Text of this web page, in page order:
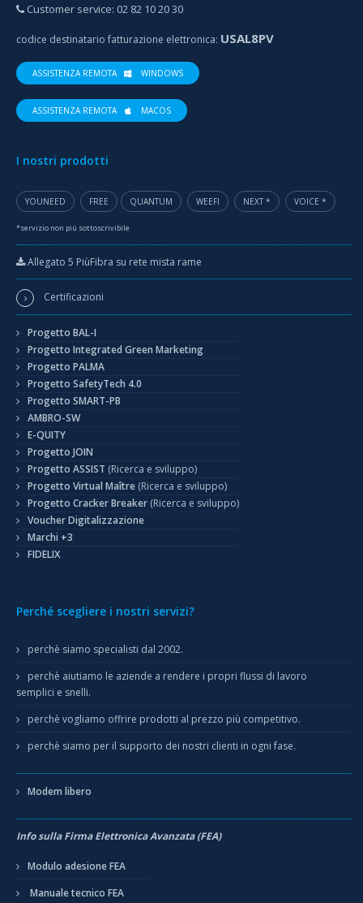
Customer service: 02 82 10 20 30
codice destinatario fatturazione elettronica: USAL8PV
ASSISTENZA REMOTA WINDOWS
ASSISTENZA REMOTA MACOS
I nostri prodotti
YOUNEED FREE QUANTUM WEEFI NEXT * VOICE *
*servizio non più sottoscrivibile
Allegato 5 PiùFibra su rete mista rame
Certificazioni
Progetto BAL-I
Progetto Integrated Green Marketing
Progetto PALMA
Progetto SafetyTech 4.0
Progetto SMART-PB
AMBRO-SW
E-QUITY
Progetto JOIN
Progetto ASSIST (Ricerca e sviluppo)
Progetto Virtual Maître (Ricerca e sviluppo)
Progetto Cracker Breaker (Ricerca e sviluppo)
Voucher Digitalizzazione
Marchi +3
FIDELIX
Perché scegliere i nostri servizi?
perchè siamo specialisti dal 2002.
perchè aiutiamo le aziende a rendere i propri flussi di lavoro
semplici e snelli.
perchè vogliamo offrire prodotti al prezzo più competitivo.
perchè siamo per il supporto dei nostri clienti in ogni fase.
Modem libero
Info sulla Firma Elettronica Avanzata (FEA)
Modulo adesione FEA
Manuale tecnico FEA